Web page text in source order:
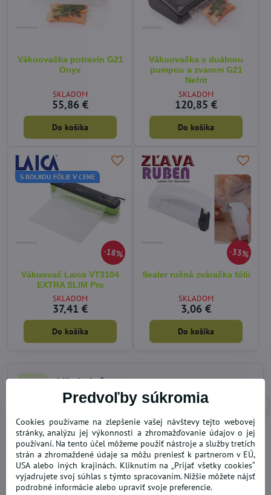
Vákuovačka potravín G21
Onyx
SKLADOM
55,86 €
Do košíka
Vákuovačka s duálnou
pumpou a zvarom G21
Nefrit
SKLADOM
120,85 €
Do košíka
18%
S ROLKOU FÓLIE V CENE
Vákuovač Laica VT3104
EXTRA SLIM Pro
SKLADOM
37,41 €
Do košíka
33%
Sealer ručná zváračka fólii
SKLADOM
3,06 €
Do košíka
Milada, Lučenec
Hodnotenie:
5
5
Rýchle dodanie , Statusky používam už viac rokov a postupne si
dokupujem ďalšie dózy je s nimi maximálna spokojnosť
Predvoľby súkromia
Cookies používame na zlepšenie vašej návštevy tejto webovej
stránky, analýzu jej výkonnosti a zhromažďovanie údajov o jej
používaní. Na tento účel môžeme použiť nástroje a služby tretích
strán a zhromaždené údaje sa môžu preniesť k partnerom v EÚ,
USA alebo iných krajinách. Kliknutím na „Prijať všetky cookies“
vyjadrujete svoj súhlas s týmto spracovaním. Nižšie môžete nájsť
podrobné informácie alebo upraviť svoje preferencie.